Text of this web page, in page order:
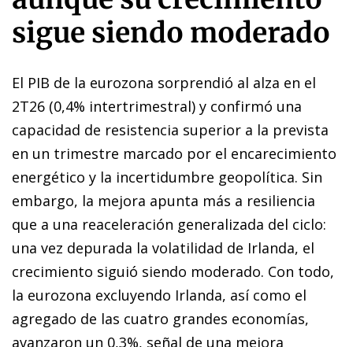
sigue siendo moderado
El PIB de la eurozona sorprendió al alza en el
2T26 (0,4% intertrimestral) y confirmó una
capacidad de resistencia superior a la prevista
en un trimestre marcado por el encarecimiento
energético y la incertidumbre geopolítica. Sin
embargo, la mejora apunta más a resiliencia
que a una reaceleración generalizada del ciclo:
una vez depurada la volatilidad de Irlanda, el
crecimiento siguió siendo moderado. Con todo,
la eurozona excluyendo Irlanda, así como el
agregado de las cuatro grandes economías,
avanzaron un 0,3%, señal de una mejora